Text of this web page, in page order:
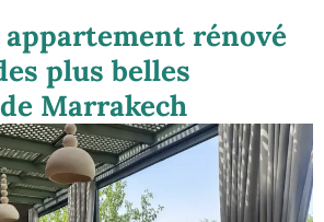
rénové
plus belles
Marrakech